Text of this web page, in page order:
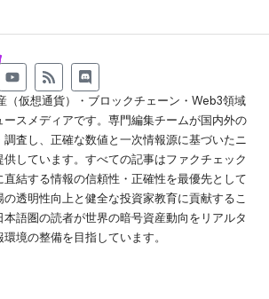
（仮想通貨）・ブロックチェーン・Web3領域
ースメディアです。専門編集チームが国内外の
査し、正確な数値と一次情報源に基づいたニ
しています。すべての記事はファクチェック
結する情報の信頼性・正確性を最優先として
透明性向上と健全な投資家教育に貢献するこ
本語圏の読者が世界の暗号資産動向をリアルタ
境の整備を目指しています。